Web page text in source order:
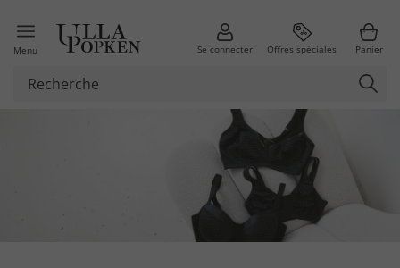
Menu Se connecter Offres spéciales Panier